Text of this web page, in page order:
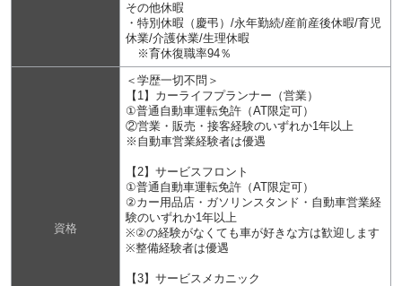
その他休暇
・特別休暇（慶弔）/永年勤続/産前産後休暇/育児
休業/介護休業/生理休暇
※育休復職率94％
資格
＜学歴一切不問＞
【1】カーライフプランナー（営業）
①普通自動車運転免許（AT限定可）
②営業・販売・接客経験のいずれか1年以上
※自動車営業経験者は優遇
【2】サービスフロント
①普通自動車運転免許（AT限定可）
②カー用品店・ガソリンスタンド・自動車営業経
験のいずれか1年以上
※②の経験がなくても車が好きな方は歓迎します
※整備経験者は優遇
【3】サービスメカニック